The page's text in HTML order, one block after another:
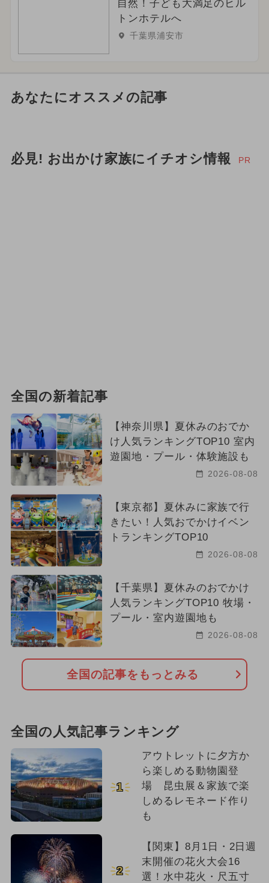
自然！子ども大満足のヒル
トンホテルへ
千葉県浦安市
あなたにオススメの記事
必見! お出かけ家族にイチオシ情報 PR
全国の新着記事
【神奈川県】夏休みのおでか
け人気ランキングTOP10 室内
遊園地・プール・体験施設も
2026-08-08
【東京都】夏休みに家族で行
きたい！人気おでかけイベン
トランキングTOP10
2026-08-08
【千葉県】夏休みのおでかけ
人気ランキングTOP10 牧場・
プール・室内遊園地も
2026-08-08
全国の記事をもっとみる
全国の人気記事ランキング
1
アウトレットに夕方か
ら楽しめる動物園登
場 昆虫展＆家族で楽
しめるレモネード作り
も
2
【関東】8月1日・2日週
末開催の花火大会16
選！水中花火・尺五寸